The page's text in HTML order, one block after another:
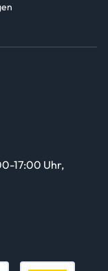
17:00 Uhr,